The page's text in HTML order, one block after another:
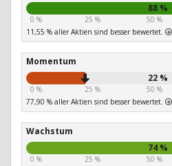
88 %
0 % 25 % 50 %
11,55 % aller Aktien sind besser bewertet.
Momentum
22 %
0 % 25 % 50 %
77,90 % aller Aktien sind besser bewertet.
Wachstum
74 %
0 % 25 % 50 %